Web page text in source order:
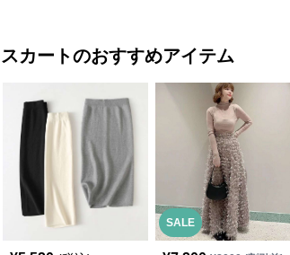
スカートのおすすめアイテム
SALE